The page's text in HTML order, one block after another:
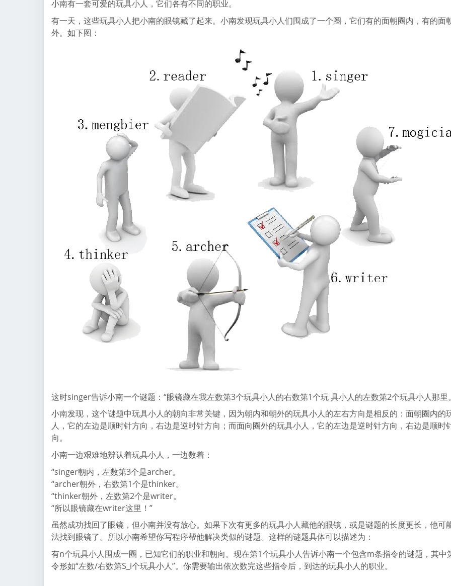
小南有一套可爱的玩具小人，它们各有不同的职业。
有一天，这些玩具小人把小南的眼镜藏了起来。小南发现玩具小人们围成了一个圈，它们有的面朝圈内，有的面
外。如下图：
这时singer告诉小南一个谜题：“眼镜藏在我左数第3个玩具小人的右数第1个玩 具小人的左数第2个玩具小人那里
小南发现，这个谜题中玩具小人的朝向非常关键，因为朝内和朝外的玩具小人的左右方向是相反的：面朝圈内的
人，它的左边是顺时针方向，右边是逆时针方向；而面向圈外的玩具小人，它的左边是逆时针方向，右边是顺时
向。
小南一边艰难地辨认着玩具小人，一边数着：
“singer朝内，左数第3个是archer。
“archer朝外，右数第1个是thinker。
“thinker朝外，左数第2个是writer。
“所以眼镜藏在writer这里！”
虽然成功找回了眼镜，但小南并没有放心。如果下次有更多的玩具小人藏他的眼镜，或是谜题的长度更长，他可
法找到眼镜了。所以小南希望你写程序帮他解决类似的谜题。这样的谜题具体可以描述为：
有n个玩具小人围成一圈，已知它们的职业和朝向。现在第1个玩具小人告诉小南一个包含m条指令的谜题，其中
令形如“左数/右数第S_i个玩具小人”。你需要输出依次数完这些指令后，到达的玩具小人的职业。